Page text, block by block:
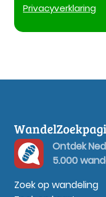
Privacyverklaring
Ontdek
5.000
Zoek op wandeling